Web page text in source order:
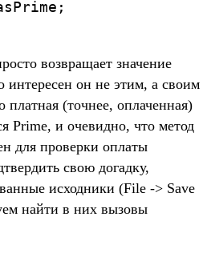
возвращает значение
интересен он не этим, а своим
(точнее, оплаченная)
Prime, и очевидно, что метод
для проверки оплаты
свою догадку,
исходники (File -> Save
найти в них вызовы